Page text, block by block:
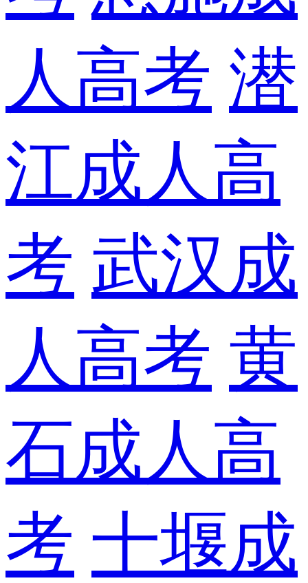
人高考 潜
江成人高
考 武汉成
人高考 黄
石成人高
考 十堰成